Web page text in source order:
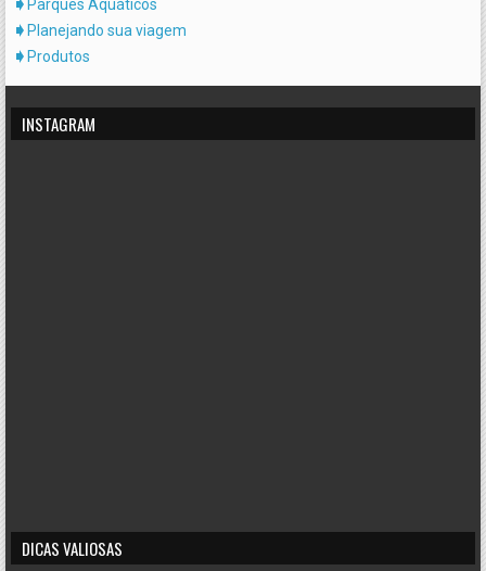
Parques Aquáticos
Planejando sua viagem
Produtos
INSTAGRAM
DICAS VALIOSAS